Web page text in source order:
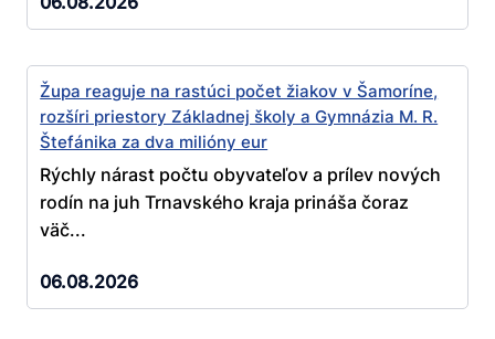
Župa reaguje na rastúci počet žiakov v Šamoríne,
rozšíri priestory Základnej školy a Gymnázia M. R.
Štefánika za dva milióny eur
Rýchly nárast počtu obyvateľov a prílev nových
rodín na juh Trnavského kraja prináša čoraz
väč...
06.08.2026